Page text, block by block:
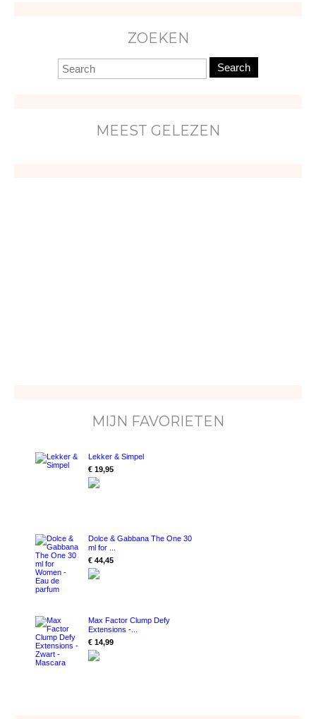
ZOEKEN
Search
MEEST GELEZEN
MIJN FAVORIETEN
Lekker & Simpel
€ 19,95
Dolce & Gabbana The One 30
ml for ...
€ 44,45
Max Factor Clump Defy
Extensions -...
€ 14,99